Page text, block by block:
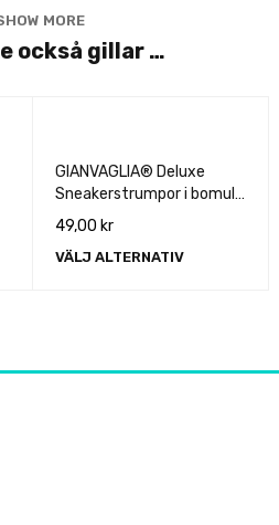
MORE
också gillar …
GIANVAGLIA® Deluxe
Sneakerstrumpor i bomull
3pak
49,00 kr
VÄLJ ALTERNATIV